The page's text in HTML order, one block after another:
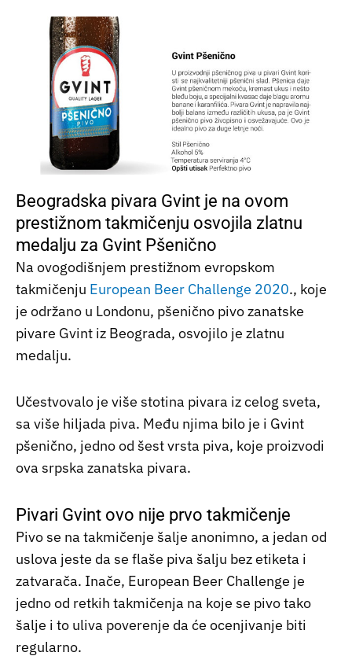
Beogradska pivara Gvint je na ovom
prestižnom takmičenju osvojila zlatnu
medalju za Gvint Pšenično
Na ovogodišnjem prestižnom evropskom
takmičenju European Beer Challenge 2020., koje
je održano u Londonu, pšenično pivo zanatske
pivare Gvint iz Beograda, osvojilo je zlatnu
medalju.
Učestvovalo je više stotina pivara iz celog sveta,
sa više hiljada piva. Među njima bilo je i Gvint
pšenično, jedno od šest vrsta piva, koje proizvodi
ova srpska zanatska pivara.
Pivari Gvint ovo nije prvo takmičenje
Pivo se na takmičenje šalje anonimno, a jedan od
uslova jeste da se flaše piva šalju bez etiketa i
zatvarača. Inače, European Beer Challenge je
jedno od retkih takmičenja na koje se pivo tako
šalje i to uliva poverenje da će ocenjivanje biti
regularno.